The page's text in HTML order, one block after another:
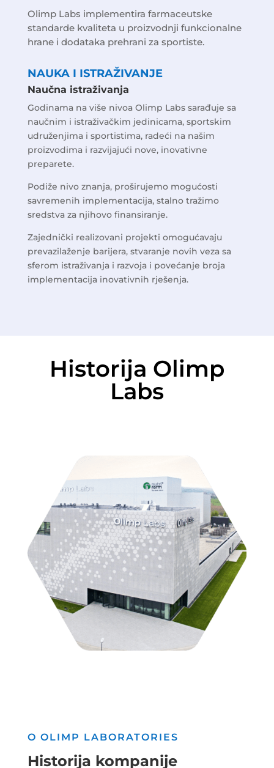
Olimp Labs implementira farmaceutske
standarde kvaliteta u proizvodnji funkcionalne
hrane i dodataka prehrani za sportiste.
NAUKA I ISTRAŽIVANJE
Naučna istraživanja
Godinama na više nivoa Olimp Labs sarađuje sa
naučnim i istraživačkim jedinicama, sportskim
udruženjima i sportistima, radeći na našim
proizvodima i razvijajući nove, inovativne
preparete.
Podiže nivo znanja, proširujemo mogućosti
savremenih implementacija, stalno tražimo
sredstva za njihovo finansiranje.
Zajednički realizovani projekti omogućavaju
prevazilaženje barijera, stvaranje novih veza sa
sferom istraživanja i razvoja i povećanje broja
implementacija inovativnih rješenja.
Historija Olimp
Labs
O OLIMP LABORATORIES
Historija kompanije